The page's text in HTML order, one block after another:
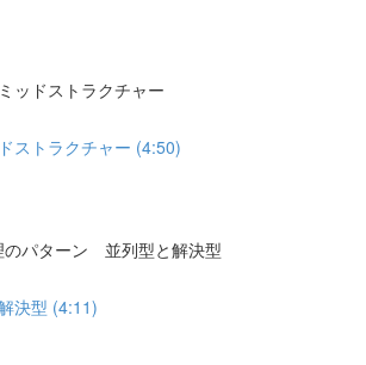
ッドストラクチャー
ストラクチャー (4:50)
パターン 並列型と解決型
決型 (4:11)